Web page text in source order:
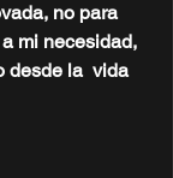
no para
mi necesidad,
desde la  vida